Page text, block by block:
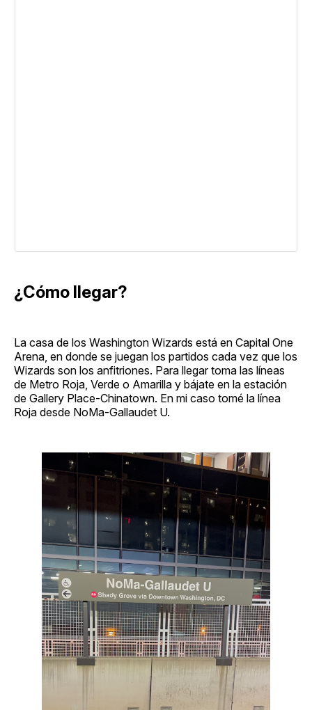
¿Cómo llegar?
La casa de los Washington Wizards está en Capital One
Arena, en donde se juegan los partidos cada vez que los
Wizards son los anfitriones. Para llegar toma las líneas
de Metro Roja, Verde o Amarilla y bájate en la estación
de Gallery Place-Chinatown. En mi caso tomé la línea
Roja desde NoMa-Gallaudet U.